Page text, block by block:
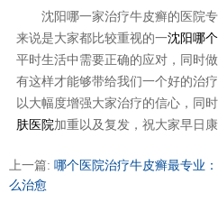
沈阳哪一家治疗牛皮癣的医院专
来说是大家都比较重视的一沈阳哪
平时生活中需要正确的应对，同时
有这样才能够带给我们一个好的治
以大幅度增强大家治疗的信心，同
肤医院加重以及复发，祝大家早日康
上一篇: 哪个医院治疗牛皮癣最专业
么治愈